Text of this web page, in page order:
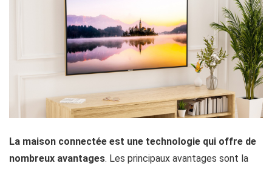
La maison connectée est une technologie qui offre de
nombreux avantages. Les principaux avantages sont la